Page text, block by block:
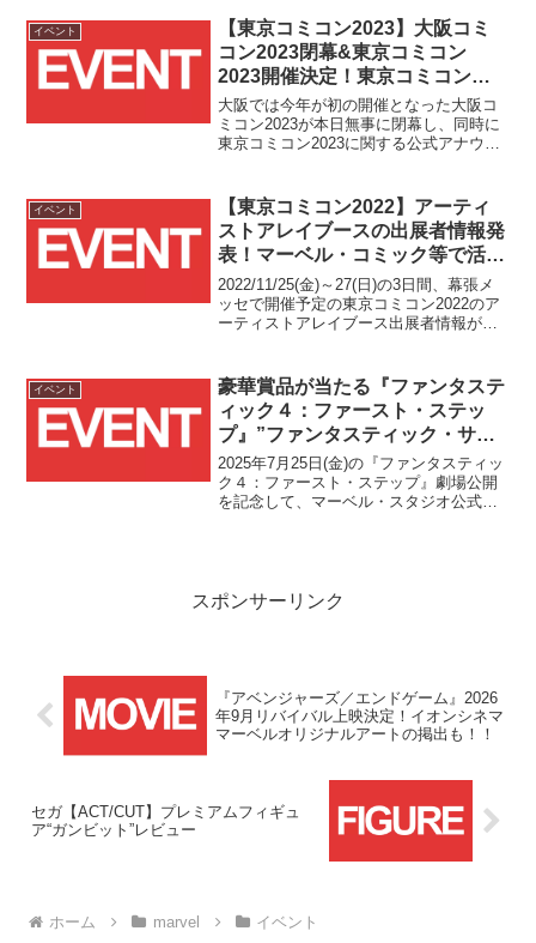
た！！
イベント
【東京コミコン2023】大阪コミ
コン2023閉幕&東京コミコン
2023開催決定！東京コミコン
2023開催日程は2023/12/8(金)・
9(土)・10(日)の3日間！！
大阪では今年が初の開催となった大阪コ
ミコン2023が本日無事に閉幕し、同時に
東京コミコン2023に関する公式アナウン
イベント
【東京コミコン2022】アーティ
ストアレイブースの出展者情報発
表！マーベル・コミック等で活躍
中のアーティストも続々出展！！
2022/11/25(金)～27(日)の3日間、幕張メ
ッセで開催予定の東京コミコン2022のア
ーティストアレイブース出展者情報がイ
イベント
豪華賞品が当たる『ファンタステ
ィック４：ファースト・ステッ
プ』”ファンタスティック・サー
クルチャレンジ”キャンペーン開
催！！
2025年7月25日(金)の『ファンタスティッ
ク４：ファースト・ステップ』劇場公開
を記念して、マーベル・スタジオ公式
スポンサーリンク
『アベンジャーズ／エンドゲーム』2026
年9月リバイバル上映決定！イオンシネマ
マーベルオリジナルアートの掲出も！！
セガ【ACT/CUT】プレミアムフィギュ
ア“ガンビット”レビュー
ホーム marvel イベント